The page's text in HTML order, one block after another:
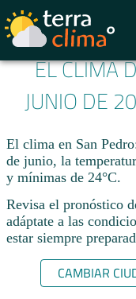
EL CLIMA
JUNIO DE
El clima en San
de junio, la
y mínimas de 24°C.
Revisa el pronóstico
adáptate a las
estar siempre
CAMBIAR